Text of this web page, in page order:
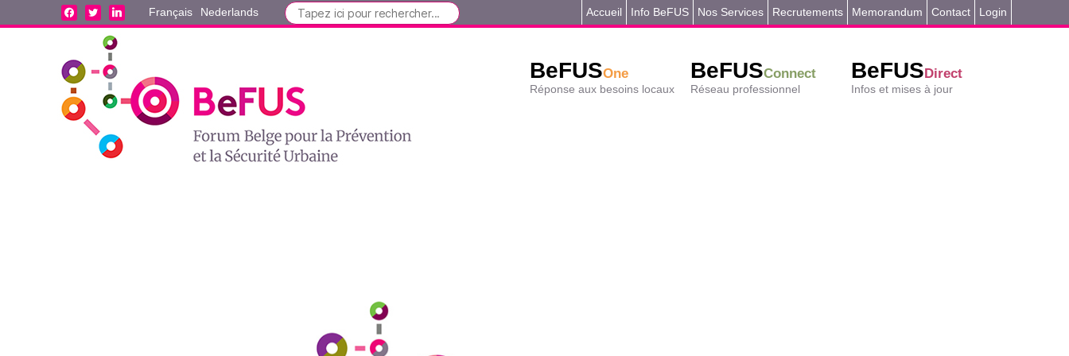
Accueil Info BeFUS Nos Services Recrutements Memorandum Contact Login
facebooktwitterlinkedin Français Nederlands
Search
for:
BeFUSOne
Réponse aux besoins locaux
BeFUSConnect
Réseau professionnel
BeFUS Direct
Infos et mises à jour